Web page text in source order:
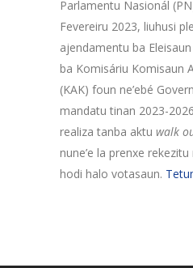
Parlamentu Nasionál
Fevereiru 2023, liuhusi
ajendamentu ba
ba Komisáriu Komisaun
(KAK) foun ne’ebé
mandatu tinan 2023-
realiza tanba aktu walk
nune’e la prenxe rekezitu
hodi halo votasaun.